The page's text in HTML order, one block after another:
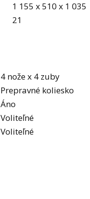
1 155 x 510 x 1 035
21
4 nože x 4 zuby
Prepravné koliesko
Áno
Voliteľné
Voliteľné